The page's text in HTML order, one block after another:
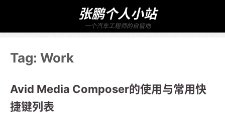
张鹏个人小站
一个汽车工程师的自留地
Tag: Work
Avid Media Composer的使用与常用快
捷键列表